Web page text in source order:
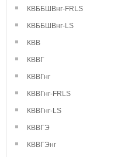
КВББШВнг-FRLS
КВББШВнг-LS
КВВ
КВВГ
КВВГнг
КВВГнг-FRLS
КВВГнг-LS
КВВГЭ
КВВГЭнг